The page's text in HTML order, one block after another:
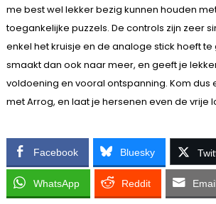
me best wel lekker bezig kunnen houden
toegankelijke puzzels. De controls zijn zeer
enkel het kruisje en de analoge stick hoeft te
smaakt dan ook naar meer, en geeft je
voldoening en vooral ontspanning. Kom dus
met Arrog, en laat je hersenen even de vrije
Facebook Bluesky
WhatsApp Reddit